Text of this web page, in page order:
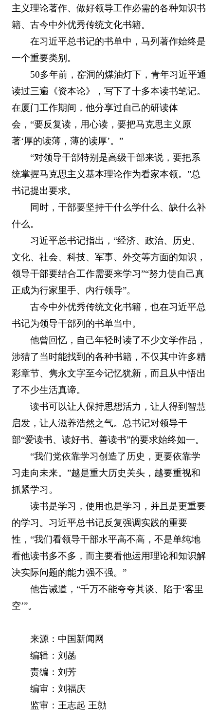
主义理论著作、做好领导工作必需的各种知识书
籍、古今中外优秀传统文化书籍。
在习近平总书记的书单中，马列著作始终是
一个重要类别。
50多年前，窑洞的煤油灯下，青年习近平通
读过三遍《资本论》，写下了十多本读书笔记。
在厦门工作期间，他分享过自己的研读体
会，“要反复读，用心读，要把马克思主义原
著‘厚的读薄，薄的读厚’。”
“对领导干部特别是高级干部来说，要把系
统掌握马克思主义基本理论作为看家本领。”总
书记提出要求。
同时，干部要坚持干什么学什么、缺什么补
什么。
习近平总书记指出，“经济、政治、历史、
文化、社会、科技、军事、外交等方面的知识，
领导干部要结合工作需要来学习”“努力使自己真
正成为行家里手、内行领导”。
古今中外优秀传统文化书籍，也在习近平总
书记为领导干部列的书单当中。
他曾回忆，自己年轻时读了不少文学作品，
涉猎了当时能找到的各种书籍，不仅其中许多精
彩章节、隽永文字至今记忆犹新，而且从中悟出
了不少生活真谛。
读书可以让人保持思想活力，让人得到智慧
启发，让人滋养浩然之气。总书记对领导干
部“爱读书、读好书、善读书”的要求始终如一。
“我们党依靠学习创造了历史，更要依靠学
习走向未来。”越是重大历史关头，越要重视和
抓紧学习。
读书是学习，使用也是学习，并且是更重要
的学习。习近平总书记反复强调实践的重要
性，“我们看领导干部水平高不高，不是单纯地
看他读书多不多，而主要看他运用理论和知识解
决实际问题的能力强不强。”
他告诫道，“千万不能夸夸其谈、陷于‘客里
空’”。
来源：中国新闻网
编辑：刘菡
责编：刘芳
编审：刘福庆
监审：王志起 王勍